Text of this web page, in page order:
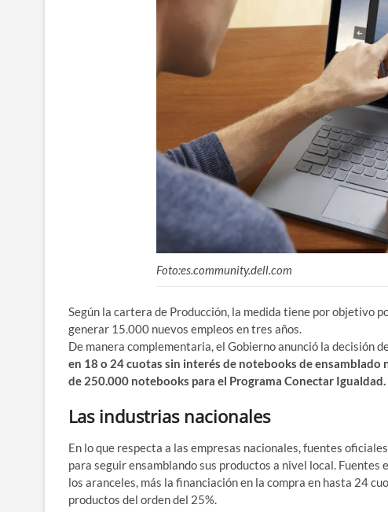
Foto:es.community.dell.com
Según la cartera de Producción, la medida tiene por objetivo
generar 15.000 nuevos empleos en tres años.
De manera complementaria, el Gobierno anunció la decisión
en 18 o 24 cuotas sin interés de notebooks de ensamblado
de 250.000 notebooks para el Programa Conectar Igualdad.
Las industrias nacionales
En lo que respecta a las empresas nacionales, fuentes
para seguir ensamblando sus productos a nivel local.
los aranceles, más la financiación en la compra en hasta 24
productos del orden del 25%.